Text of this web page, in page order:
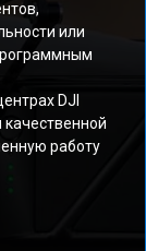
или
DJI
работу